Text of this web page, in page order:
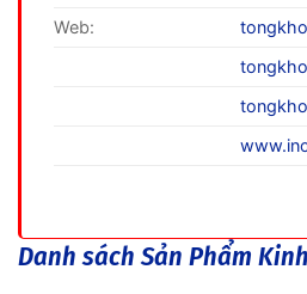
Web:
Danh sách Sản Phẩm